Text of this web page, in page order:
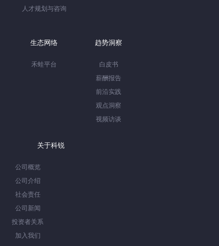
人才规划与咨询
生态网络
禾蛙平台
趋势洞察
白皮书
薪酬报告
前沿实践
观点洞察
视频访谈
关于科锐
公司概览
公司介绍
社会责任
公司新闻
投资者关系
加入我们